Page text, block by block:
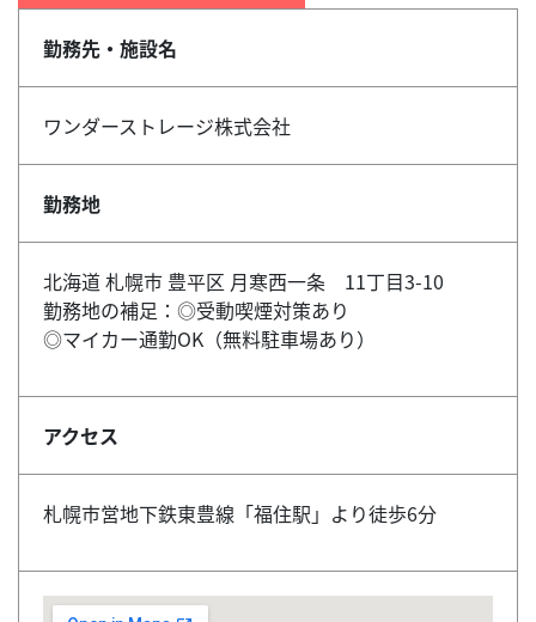
勤務先・施設名
ワンダーストレージ株式会社
勤務地
北海道 札幌市 豊平区 月寒西一条 11丁目3-10
勤務地の補足：◎受動喫煙対策あり
◎マイカー通勤OK（無料駐車場あり）
アクセス
札幌市営地下鉄東豊線「福住駅」より徒歩6分